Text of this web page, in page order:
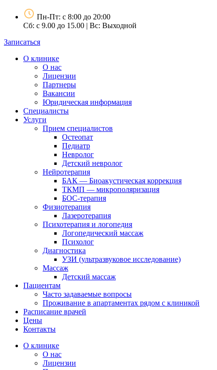
Пн-Пт: с 8:00 до 20:00
Сб: с 9.00 до 15.00 | Вс: Выходной
Записаться
О клинике
О нас
Лицензии
Партнеры
Вакансии
Юридическая информация
Специалисты
Услуги
Прием специалистов
Остеопат
Педиатр
Невролог
Детский невролог
Нейротерапия
БАК — Биоакустическая коррекция
ТКМП — микрополяризация
БОС-терапия
Физиотерапия
Лазеротерапия
Психотерапия и логопедия
Логопедический массаж
Психолог
Диагностика
УЗИ (ультразвуковое исследование)
Массаж
Детский массаж
Пациентам
Часто задаваемые вопросы
Проживание в апартаментах рядом с клиникой
Расписание врачей
Цены
Контакты
О клинике
О нас
Лицензии